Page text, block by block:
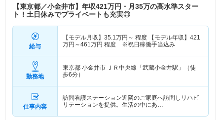
【東京都／小金井市】年収421万円・月35万の高水準スター
ト！土日休みでプライベートも充実◎
給与
【モデル月収】 35.1万円～ 程度 【モデル年収】 421
万円～461万円 程度 ※祝日稼働手当込み
勤務地
東京都 小金井市 ＪＲ中央線「武蔵小金井駅」（徒
歩6分）
仕事内容
訪問看護ステーション近隣のご家庭へ訪問しリハビ
リテーションを提供。生活の中にあ…